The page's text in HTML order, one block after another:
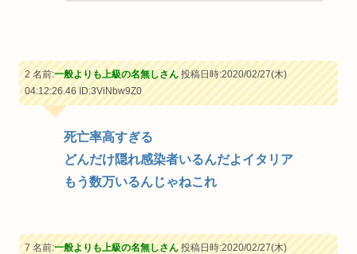
2 名前:一般よりも上級の名無しさん投稿日時:2020/02/27(木)
04:12:26.46ID:3ViNbw9Z0
死亡率高すぎる
どんだけ隠れ感染者いるんだよイタリア
もう数万いるんじゃねこれ
7 名前:一般よりも上級の名無しさん投稿日時:2020/02/27(木)